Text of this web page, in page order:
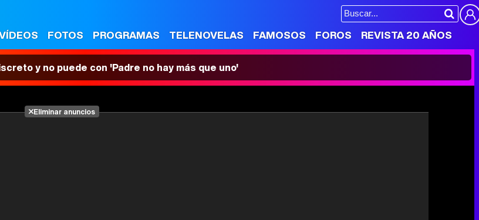
FOTOS PROGRAMAS TELENOVELAS FAMOSOS FOROS REVISTA 20 AÑOS
y no puede con 'Padre no hay más que uno'
Eliminar anuncios